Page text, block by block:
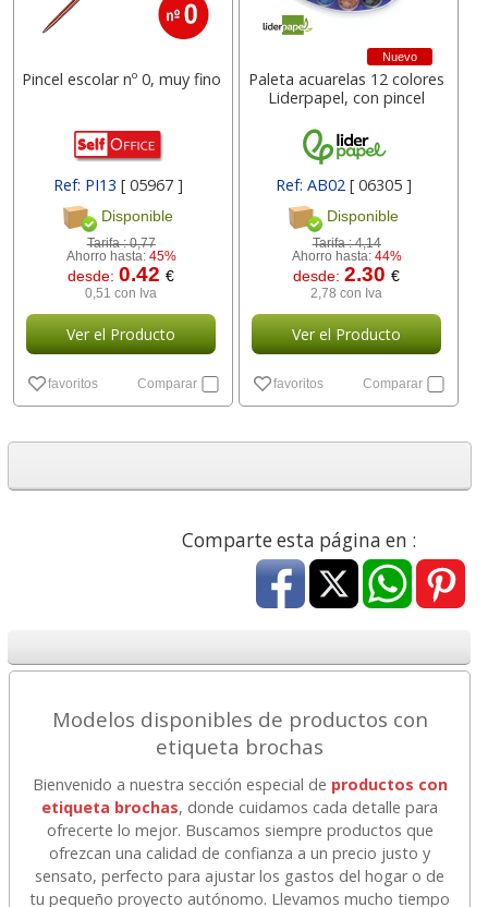
Pincel escolar nº 0, muy fino
Ref: PI13 [ 05967 ]
Disponible
Tarifa :0,77
Ahorro hasta: 45%
desde:0.42€
0,51 con Iva
Ver el Producto
favoritos Comparar
Nuevo
Paleta acuarelas 12 colores
Liderpapel, con pincel
Ref: AB02 [ 06305 ]
Disponible
Tarifa :4,14
Ahorro hasta: 44%
desde:2.30€
2,78 con Iva
Ver el Producto
favoritos Comparar
Comparte esta página en :
Modelos disponibles de productos con
etiqueta brochas
Bienvenido a nuestra sección especial de productos con
etiqueta brochas, donde cuidamos cada detalle para
ofrecerte lo mejor. Buscamos siempre productos que
ofrezcan una calidad de confianza a un precio justo y
sensato, perfecto para ajustar los gastos del hogar o de
tu pequeño proyecto autónomo. Llevamos mucho tiempo